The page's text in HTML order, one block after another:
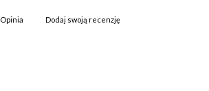
Opinia Dodaj swoją recenzję